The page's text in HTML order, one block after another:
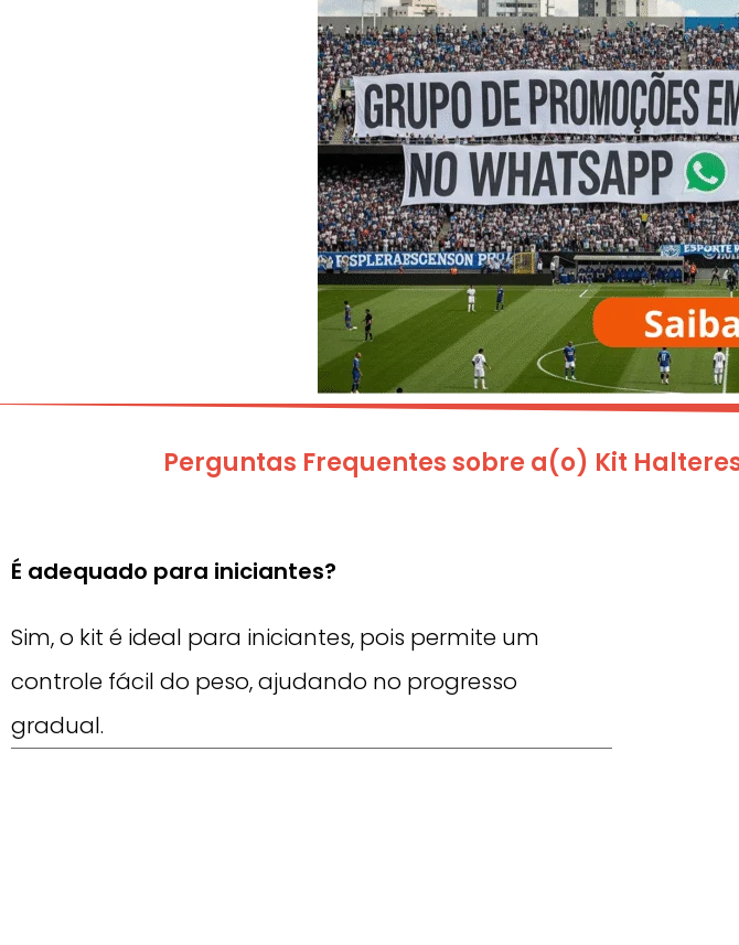
Perguntas Frequentes sobre a(o) Kit
É adequado para iniciantes?
Sim, o kit é ideal para iniciantes, pois permite um
controle fácil do peso, ajudando no progresso
gradual.